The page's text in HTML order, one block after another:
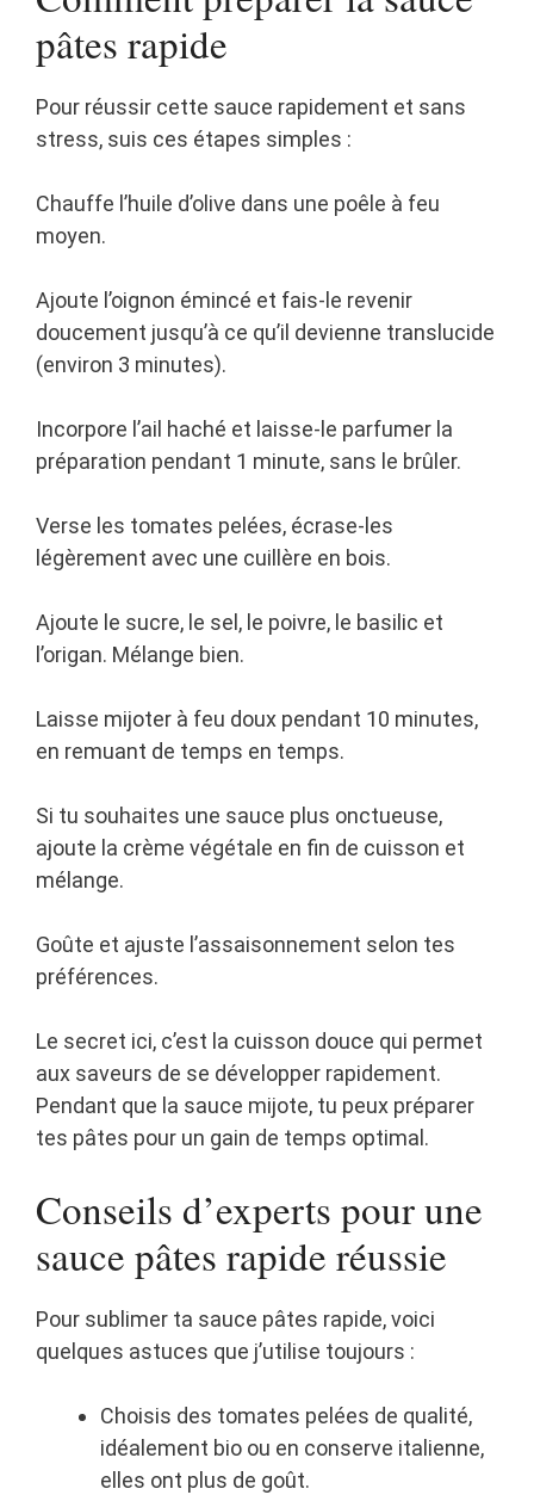
pâtes rapide
Pour réussir cette sauce rapidement et sans
stress, suis ces étapes simples :
Chauffe l’huile d’olive dans une poêle à feu
moyen.
Ajoute l’oignon émincé et fais-le revenir
doucement jusqu’à ce qu’il devienne translucide
(environ 3 minutes).
Incorpore l’ail haché et laisse-le parfumer la
préparation pendant 1 minute, sans le brûler.
Verse les tomates pelées, écrase-les
légèrement avec une cuillère en bois.
Ajoute le sucre, le sel, le poivre, le basilic et
l’origan. Mélange bien.
Laisse mijoter à feu doux pendant 10 minutes,
en remuant de temps en temps.
Si tu souhaites une sauce plus onctueuse,
ajoute la crème végétale en fin de cuisson et
mélange.
Goûte et ajuste l’assaisonnement selon tes
préférences.
Le secret ici, c’est la cuisson douce qui permet
aux saveurs de se développer rapidement.
Pendant que la sauce mijote, tu peux préparer
tes pâtes pour un gain de temps optimal.
Conseils d’experts pour une
sauce pâtes rapide réussie
Pour sublimer ta sauce pâtes rapide, voici
quelques astuces que j’utilise toujours :
Choisis des tomates pelées de qualité,
idéalement bio ou en conserve italienne,
elles ont plus de goût.